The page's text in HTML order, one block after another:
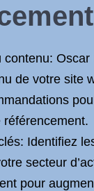
contenu:
de votre site
référencement.
Identifiez
secteur
pour